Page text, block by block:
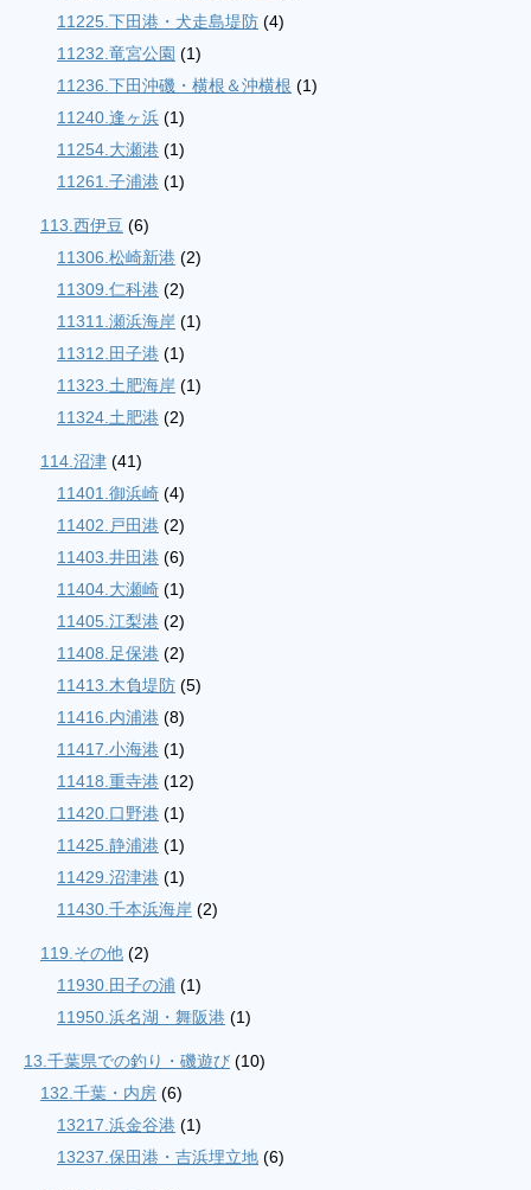
11225.下田港・犬走島堤防 (4)
11232.竜宮公園 (1)
11236.下田沖磯・横根＆沖横根 (1)
11240.逢ヶ浜 (1)
11254.大瀬港 (1)
11261.子浦港 (1)
113.西伊豆 (6)
11306.松崎新港 (2)
11309.仁科港 (2)
11311.瀬浜海岸 (1)
11312.田子港 (1)
11323.土肥海岸 (1)
11324.土肥港 (2)
114.沼津 (41)
11401.御浜崎 (4)
11402.戸田港 (2)
11403.井田港 (6)
11404.大瀬崎 (1)
11405.江梨港 (2)
11408.足保港 (2)
11413.木負堤防 (5)
11416.内浦港 (8)
11417.小海港 (1)
11418.重寺港 (12)
11420.口野港 (1)
11425.静浦港 (1)
11429.沼津港 (1)
11430.千本浜海岸 (2)
119.その他 (2)
11930.田子の浦 (1)
11950.浜名湖・舞阪港 (1)
13.千葉県での釣り・磯遊び (10)
132.千葉・内房 (6)
13217.浜金谷港 (1)
13237.保田港・吉浜埋立地 (6)